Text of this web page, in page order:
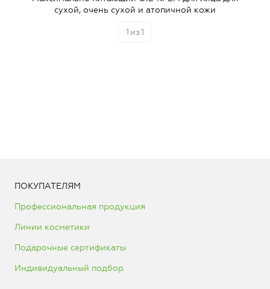
сухой, очень сухой и атопичной кожи
1 из1
ПОКУПАТЕЛЯМ
Профессиональная продукция
Линии косметики
Подарочные сертификаты
Индивидуальный подбор